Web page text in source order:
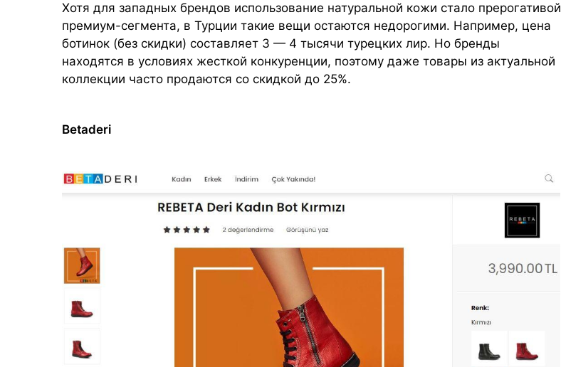
Хотя для западных брендов использование натуральной кожи стало прерогативой
премиум-сегмента, в Турции такие вещи остаются недорогими. Например, цена
ботинок (без скидки) составляет 3 — 4 тысячи турецких лир. Но бренды
находятся в условиях жесткой конкуренции, поэтому даже товары из актуальной
коллекции часто продаются со скидкой до 25%.
Betaderi